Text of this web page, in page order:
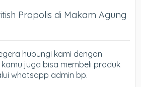
Propolis di Makam Agung
hubungi kami dengan
juga bisa membeli produk
whatsapp admin bp.